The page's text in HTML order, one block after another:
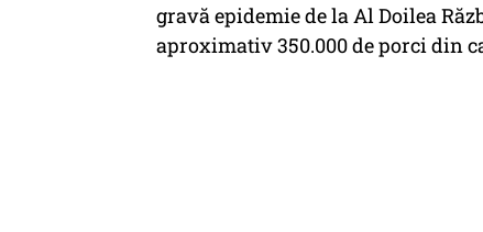
gravă epidemie de la Al Doilea
aproximativ 350.000 de porci din